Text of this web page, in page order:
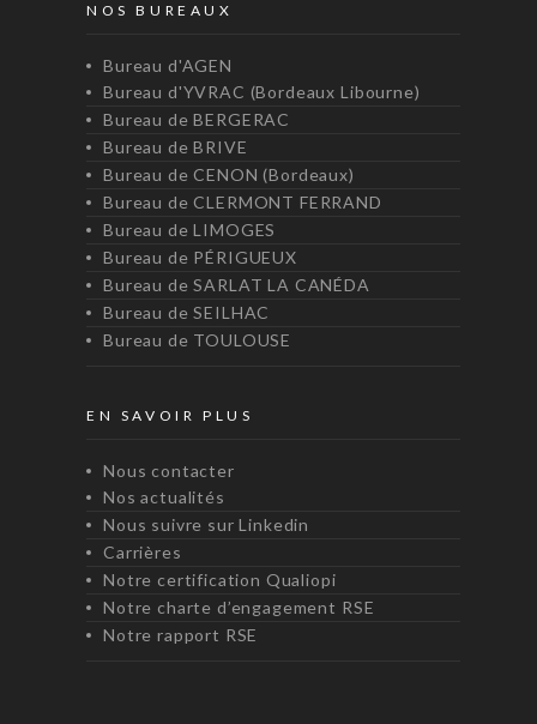
NOS BUREAUX
Bureau d'AGEN
Bureau d'YVRAC (Bordeaux Libourne)
Bureau de BERGERAC
Bureau de BRIVE
Bureau de CENON (Bordeaux)
Bureau de CLERMONT FERRAND
Bureau de LIMOGES
Bureau de PÉRIGUEUX
Bureau de SARLAT LA CANÉDA
Bureau de SEILHAC
Bureau de TOULOUSE
EN SAVOIR PLUS
Nous contacter
Nos actualités
Nous suivre sur Linkedin
Carrières
Notre certification Qualiopi
Notre charte d’engagement RSE
Notre rapport RSE